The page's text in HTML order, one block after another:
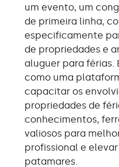
um evento, um
de primeira linha,
especificamente
de propriedades e
aluguer para férias.
como uma
capacitar os
propriedades de
conhecimentos,
valiosos para
profissional e
patamares.